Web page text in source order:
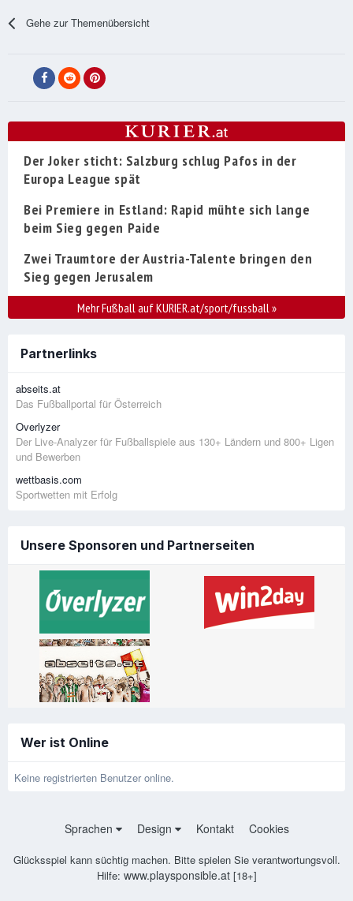
Gehe zur Themenübersicht
Der Joker sticht: Salzburg schlug Pafos in der
Europa League spät
Bei Premiere in Estland: Rapid mühte sich lange
beim Sieg gegen Paide
Zwei Traumtore der Austria-Talente bringen den
Sieg gegen Jerusalem
Mehr Fußball auf KURIER.at/sport/fussball»
Partnerlinks
abseits.at
Das Fußballportal für Österreich
Overlyzer
Der Live-Analyzer für Fußballspiele aus 130+ Ländern und 800+ Ligen
und Bewerben
wettbasis.com
Sportwetten mit Erfolg
Unsere Sponsoren und Partnerseiten
Wer ist Online
Keine registrierten Benutzer online.
Sprachen Design Kontakt Cookies
Glücksspiel kann süchtig machen. Bitte spielen Sie verantwortungsvoll.
Hilfe: www.playsponsible.at[18+]